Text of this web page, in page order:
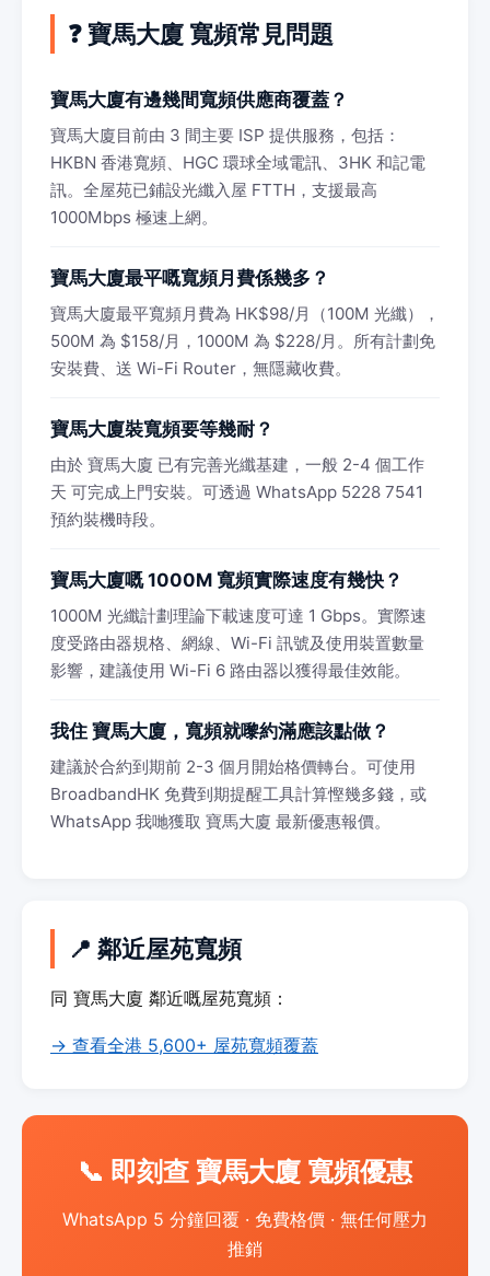
❓ 寶馬大廈 寬頻常見問題
寶馬大廈有邊幾間寬頻供應商覆蓋？
寶馬大廈目前由 3 間主要 ISP 提供服務，包括：
HKBN 香港寬頻、HGC 環球全域電訊、3HK 和記電
訊。全屋苑已鋪設光纖入屋 FTTH，支援最高
1000Mbps 極速上網。
寶馬大廈最平嘅寬頻月費係幾多？
寶馬大廈最平寬頻月費為 HK$98/月（100M 光纖），
500M 為 $158/月，1000M 為 $228/月。所有計劃免
安裝費、送 Wi-Fi Router，無隱藏收費。
寶馬大廈裝寬頻要等幾耐？
由於 寶馬大廈 已有完善光纖基建，一般 2-4 個工作
天 可完成上門安裝。可透過 WhatsApp 5228 7541
預約裝機時段。
寶馬大廈嘅 1000M 寬頻實際速度有幾快？
1000M 光纖計劃理論下載速度可達 1 Gbps。實際速
度受路由器規格、網線、Wi-Fi 訊號及使用裝置數量
影響，建議使用 Wi-Fi 6 路由器以獲得最佳效能。
我住 寶馬大廈，寬頻就嚟約滿應該點做？
建議於合約到期前 2-3 個月開始格價轉台。可使用
BroadbandHK 免費到期提醒工具計算慳幾多錢，或
WhatsApp 我哋獲取 寶馬大廈 最新優惠報價。
📍 鄰近屋苑寬頻
同 寶馬大廈 鄰近嘅屋苑寬頻：
→ 查看全港 5,600+ 屋苑寬頻覆蓋
📞 即刻查 寶馬大廈 寬頻優惠
WhatsApp 5 分鐘回覆 · 免費格價 · 無任何壓力
推銷